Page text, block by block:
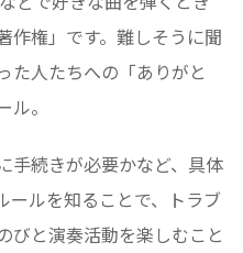
作権」です。難しそうに聞
た人たちへの「ありがと
。
手続きが必要かなど、具体
ールを知ることで、トラブ
びと演奏活動を楽しむこと